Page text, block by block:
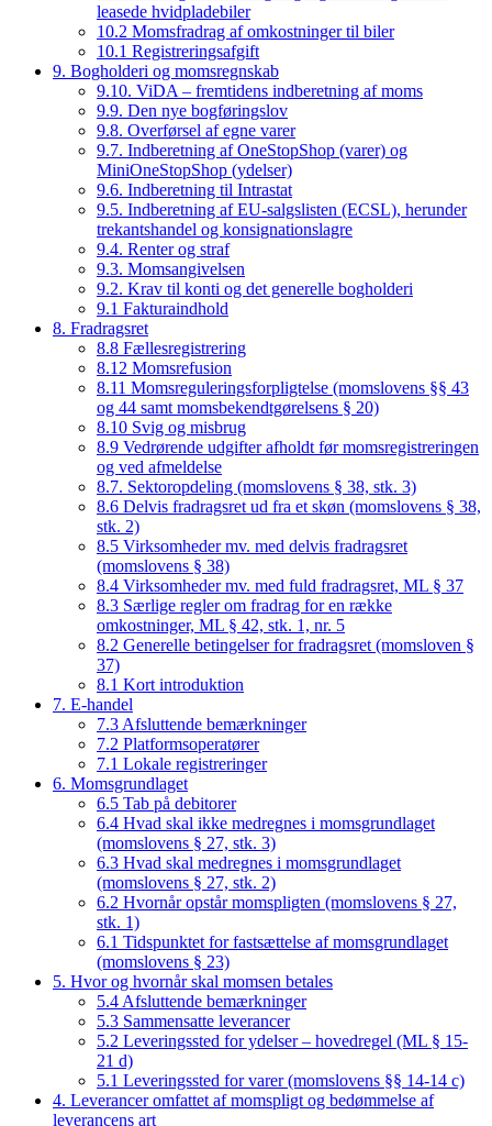
leasede hvidpladebiler
10.2 Momsfradrag af omkostninger til biler
10.1 Registreringsafgift
9. Bogholderi og momsregnskab
9.10. ViDA – fremtidens indberetning af moms
9.9. Den nye bogføringslov
9.8. Overførsel af egne varer
9.7. Indberetning af OneStopShop (varer) og
MiniOneStopShop (ydelser)
9.6. Indberetning til Intrastat
9.5. Indberetning af EU-salgslisten (ECSL), herunder
trekantshandel og konsignationslagre
9.4. Renter og straf
9.3. Momsangivelsen
9.2. Krav til konti og det generelle bogholderi
9.1 Fakturaindhold
8. Fradragsret
8.8 Fællesregistrering
8.12 Momsrefusion
8.11 Momsreguleringsforpligtelse (momslovens §§ 43
og 44 samt momsbekendtgørelsens § 20)
8.10 Svig og misbrug
8.9 Vedrørende udgifter afholdt før momsregistreringen
og ved afmeldelse
8.7. Sektoropdeling (momslovens § 38, stk. 3)
8.6 Delvis fradragsret ud fra et skøn (momslovens § 38,
stk. 2)
8.5 Virksomheder mv. med delvis fradragsret
(momslovens § 38)
8.4 Virksomheder mv. med fuld fradragsret, ML § 37
8.3 Særlige regler om fradrag for en række
omkostninger, ML § 42, stk. 1, nr. 5
8.2 Generelle betingelser for fradragsret (momsloven §
37)
8.1 Kort introduktion
7. E-handel
7.3 Afsluttende bemærkninger
7.2 Platformsoperatører
7.1 Lokale registreringer
6. Momsgrundlaget
6.5 Tab på debitorer
6.4 Hvad skal ikke medregnes i momsgrundlaget
(momslovens § 27, stk. 3)
6.3 Hvad skal medregnes i momsgrundlaget
(momslovens § 27, stk. 2)
6.2 Hvornår opstår momspligten (momslovens § 27,
stk. 1)
6.1 Tidspunktet for fastsættelse af momsgrundlaget
(momslovens § 23)
5. Hvor og hvornår skal momsen betales
5.4 Afsluttende bemærkninger
5.3 Sammensatte leverancer
5.2 Leveringssted for ydelser – hovedregel (ML § 15-
21 d)
5.1 Leveringssted for varer (momslovens §§ 14-14 c)
4. Leverancer omfattet af momspligt og bedømmelse af
leverancens art